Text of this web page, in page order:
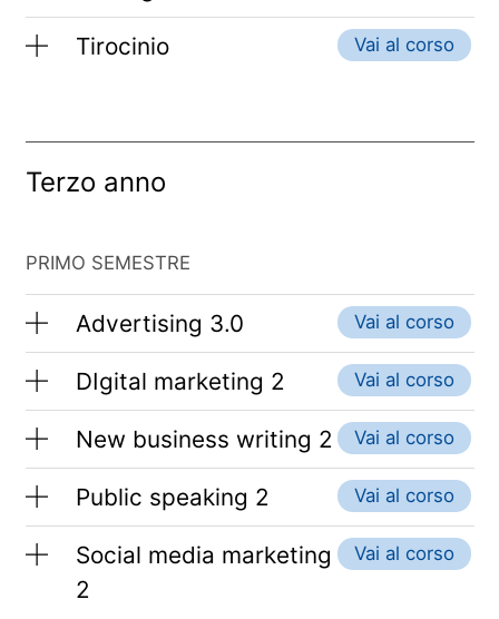
Tirocinio Vai al corso
Terzo anno
PRIMO SEMESTRE
Advertising 3.0 Vai al corso
DIgital marketing 2 Vai al corso
New business writing 2 Vai al corso
Public speaking 2 Vai al corso
Social media marketing
2
Vai al corso